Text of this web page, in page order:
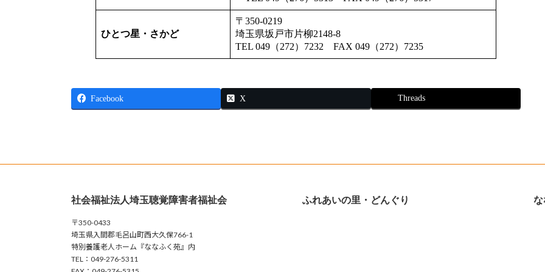
ひとつ星・さかど
〒350-0219
埼玉県坂戸市片柳2148-8
TEL 049（272）7232 FAX 049（272）7235
Facebook X Threads
社会福祉法人埼玉聴覚障害者福祉会
〒350-0433
埼玉県入間郡毛呂山町西大久保766-1
特別養護老人ホーム『ななふく苑』内
TEL：049-276-5311
ふれあいの里・どんぐり な